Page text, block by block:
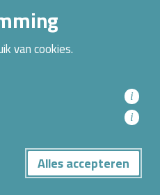
van cookies.
i
i
Alles accepteren